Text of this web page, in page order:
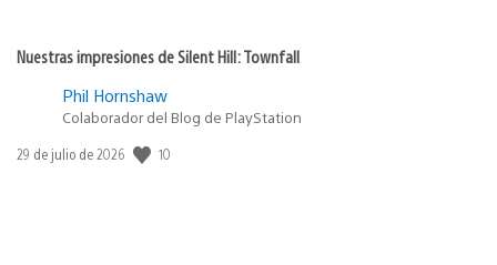
Nuestras impresiones de Silent Hill: Townfall
Phil Hornshaw
Colaborador del Blog de PlayStation
Fecha
29 de julio de 2026 10